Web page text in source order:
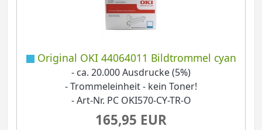
Original OKI 44064011 Bildtrommel cyan
- ca. 20.000 Ausdrucke (5%)
- Trommeleinheit - kein Toner!
- Art-Nr. PC OKI570-CY-TR-O
165,95 EUR